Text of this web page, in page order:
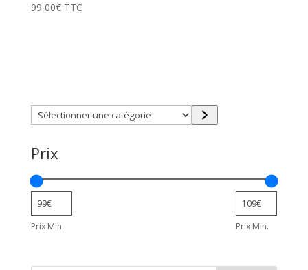
99,00€ TTC
Sélectionner
une
Prix
Prix Min. Prix Min.